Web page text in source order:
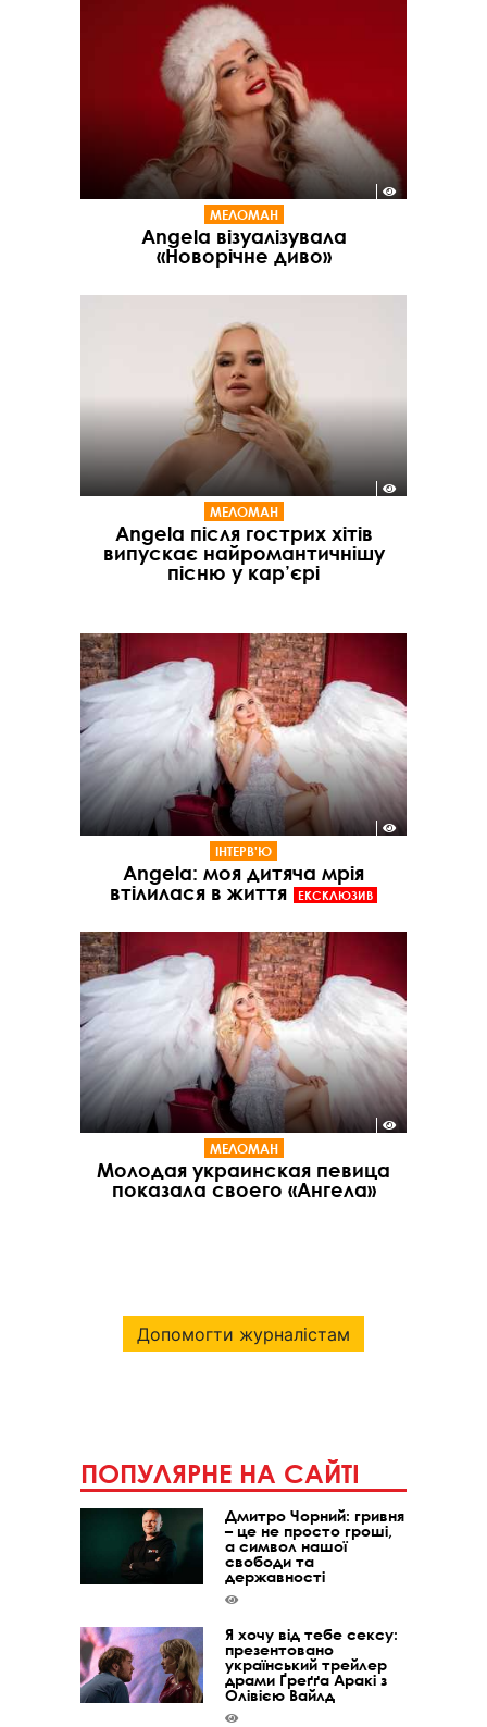
МЕЛОМАН
Angela візуалізувала
«Новорічне диво»
МЕЛОМАН
Angela після гострих хітів
випускає найромантичнішу
пісню у кар’єрі
ІНТЕРВ'Ю
Angela: моя дитяча мрія
втілилася в життя
ЕКСКЛЮЗИВ
МЕЛОМАН
Молодая украинская певица
показала своего «Ангела»
Допомогти журналістам
ПОПУЛЯРНЕ НА САЙТІ
Дмитро Чорний: гривня
– це не просто гроші,
а символ нашої
свободи та
державності
Я хочу від тебе сексу:
презентовано
український трейлер
драми Ґреґґа Аракі з
Олівією Вайлд